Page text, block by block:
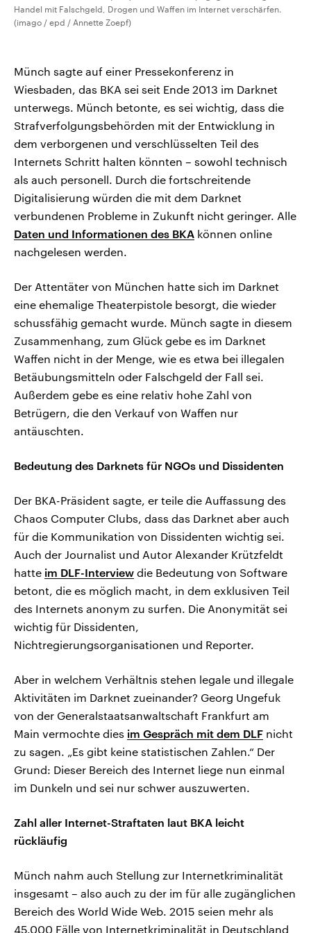
Handel mit Falschgeld, Drogen und Waffen im Internet verschärfen.
(imago / epd / Annette Zoepf)
Münch sagte auf einer Pressekonferenz in
Wiesbaden, das BKA sei seit Ende 2013 im Darknet
unterwegs. Münch betonte, es sei wichtig, dass die
Strafverfolgungsbehörden mit der Entwicklung in
dem verborgenen und verschlüsselten Teil des
Internets Schritt halten könnten – sowohl technisch
als auch personell. Durch die fortschreitende
Digitalisierung würden die mit dem Darknet
verbundenen Probleme in Zukunft nicht geringer. Alle
Daten und Informationen des BKA können online
nachgelesen werden.
Der Attentäter von München hatte sich im Darknet
eine ehemalige Theaterpistole besorgt, die wieder
schussfähig gemacht wurde. Münch sagte in diesem
Zusammenhang, zum Glück gebe es im Darknet
Waffen nicht in der Menge, wie es etwa bei illegalen
Betäubungsmitteln oder Falschgeld der Fall sei.
Außerdem gebe es eine relativ hohe Zahl von
Betrügern, die den Verkauf von Waffen nur
antäuschten.
Bedeutung des Darknets für NGOs und Dissidenten
Der BKA-Präsident sagte, er teile die Auffassung des
Chaos Computer Clubs, dass das Darknet aber auch
für die Kommunikation von Dissidenten wichtig sei.
Auch der Journalist und Autor Alexander Krützfeldt
hatte im DLF-Interview die Bedeutung von Software
betont, die es möglich macht, in dem exklusiven Teil
des Internets anonym zu surfen. Die Anonymität sei
wichtig für Dissidenten,
Nichtregierungsorganisationen und Reporter.
Aber in welchem Verhältnis stehen legale und illegale
Aktivitäten im Darknet zueinander? Georg Ungefuk
von der Generalstaatsanwaltschaft Frankfurt am
Main vermochte dies im Gespräch mit dem DLF nicht
zu sagen. „Es gibt keine statistischen Zahlen.“ Der
Grund: Dieser Bereich des Internet liege nun einmal
im Dunkeln und sei nur schwer auszuwerten.
Zahl aller Internet-Straftaten laut BKA leicht
rückläufig
Münch nahm auch Stellung zur Internetkriminalität
insgesamt – also auch zu der im für alle zugänglichen
Bereich des World Wide Web. 2015 seien mehr als
45.000 Fälle von Internetkriminalität in Deutschland